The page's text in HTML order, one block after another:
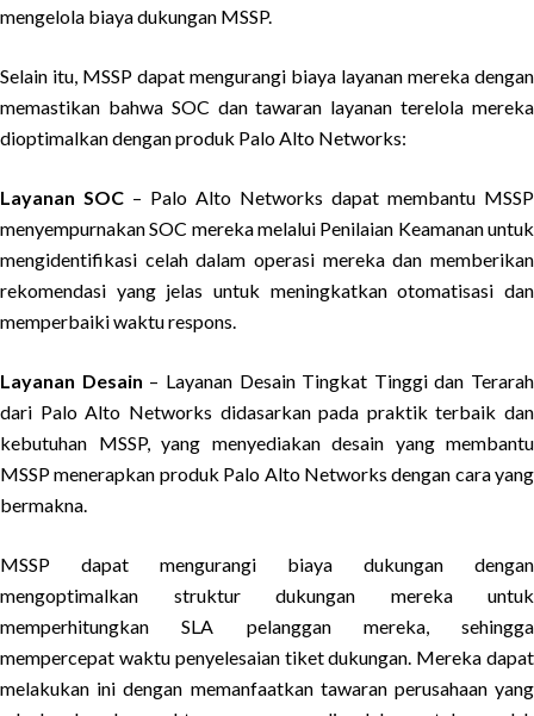
mengelola biaya dukungan MSSP.
Selain itu, MSSP dapat mengurangi biaya layanan mereka dengan
memastikan bahwa SOC dan tawaran layanan terelola mereka
dioptimalkan dengan produk Palo Alto Networks:
Layanan SOC – Palo Alto Networks dapat membantu MSSP
menyempurnakan SOC mereka melalui Penilaian Keamanan untuk
mengidentifikasi celah dalam operasi mereka dan memberikan
rekomendasi yang jelas untuk meningkatkan otomatisasi dan
memperbaiki waktu respons.
Layanan Desain – Layanan Desain Tingkat Tinggi dan Terarah
dari Palo Alto Networks didasarkan pada praktik terbaik dan
kebutuhan MSSP, yang menyediakan desain yang membantu
MSSP menerapkan produk Palo Alto Networks dengan cara yang
bermakna.
MSSP dapat mengurangi biaya dukungan dengan
mengoptimalkan struktur dukungan mereka untuk
memperhitungkan SLA pelanggan mereka, sehingga
mempercepat waktu penyelesaian tiket dukungan. Mereka dapat
melakukan ini dengan memanfaatkan tawaran perusahaan yang